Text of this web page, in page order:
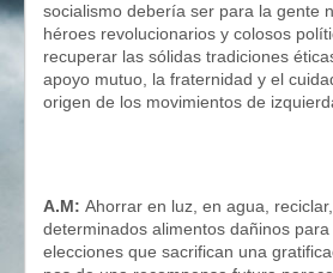
socialismo debería ser para la gente
héroes revolucionarios y colosos
recuperar las sólidas tradiciones
apoyo mutuo, la fraternidad y el
origen de los movimientos de
A.M: Ahorrar en luz, en agua,
determinados alimentos dañinos
elecciones que sacrifican una